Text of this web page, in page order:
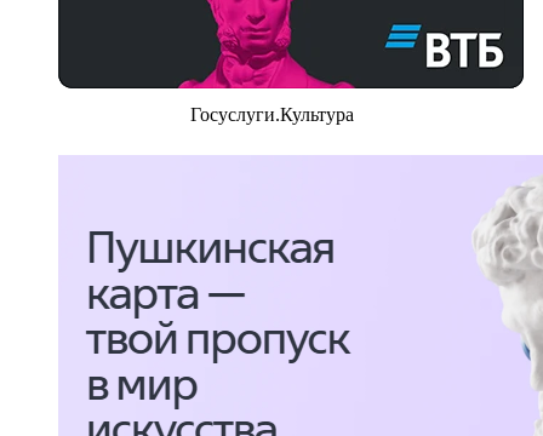
Госуслуги.Культура